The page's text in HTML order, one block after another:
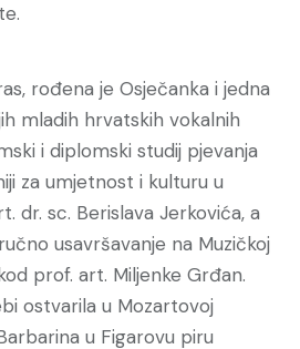
rođena je Osječanka i jedna
mladih hrvatskih vokalnih
i diplomski studij pjevanja
za umjetnost i kulturu u
dr. sc. Berislava Jerkovića, a
usavršavanje na Muzičkoj
prof. art. Miljenke Grđan.
ostvarila u Mozartovoj
u Figarovu piru